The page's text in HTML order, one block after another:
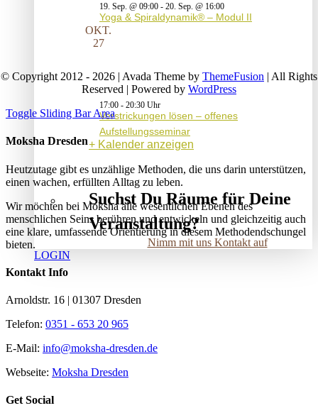
19. Sep. @ 09:00 - 20. Sep. @ 16:00
Yoga & Spiraldynamik® – Modul II
OKT.
27
17:00 - 20:30
Verstrickungen lösen – offenes
Aufstellungsseminar
Kalender anzeigen
Suchst Du Räume für Deine
Veranstaltung?
Nimm mit uns Kontakt auf
LOGIN
© Copyright 2012 - 2026 | Avada Theme by ThemeFusion | All Rights
Reserved | Powered by WordPress
Toggle Sliding Bar Area
Moksha Dresden
Heutzutage gibt es unzählige Methoden, die uns darin unterstützen,
einen wachen, erfüllten Alltag zu leben.
Wir möchten bei Moksha alle wesent­lichen Ebenen des
menschlichen Seins berühren und entwickeln und gleichzeitig auch
eine klare, umfassende Orientierung in diesem Methodendschungel
bieten.
Kontakt Info
Arnoldstr. 16 | 01307 Dresden
Telefon: 0351 - 653 20 965
E-Mail: info@moksha-dresden.de
Webseite: Moksha Dresden
Get Social